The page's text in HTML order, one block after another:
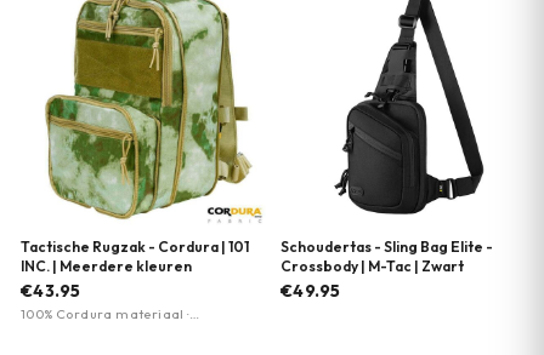
Tactische Rugzak - Cordura | 101
INC. | Meerdere kleuren
€43.95
100% Cordura materiaal ·
Schoudertas - Sling Bag Elite -
Crossbody | M-Tac | Zwart
€49.95